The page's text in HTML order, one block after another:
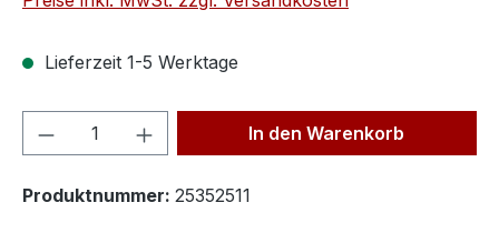
Lieferzeit 1-5 Werktage
Produkt Anzahl: Gib denIn den Warenkorb
Produktnummer: 25352511